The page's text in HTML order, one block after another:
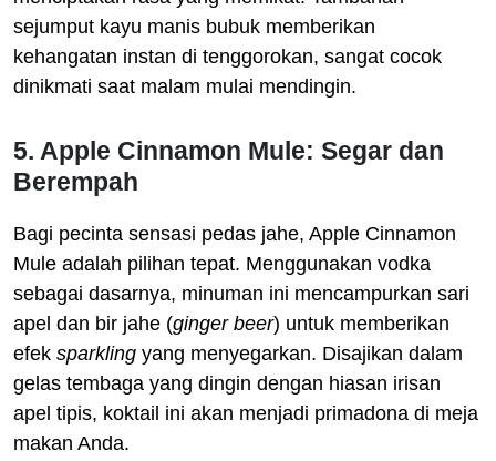
sejumput kayu manis bubuk memberikan
kehangatan instan di tenggorokan, sangat cocok
dinikmati saat malam mulai mendingin.
5. Apple Cinnamon Mule: Segar dan
Berempah
Bagi pecinta sensasi pedas jahe, Apple Cinnamon
Mule adalah pilihan tepat. Menggunakan vodka
sebagai dasarnya, minuman ini mencampurkan sari
apel dan bir jahe (ginger beer) untuk memberikan
efek sparkling yang menyegarkan. Disajikan dalam
gelas tembaga yang dingin dengan hiasan irisan
apel tipis, koktail ini akan menjadi primadona di meja
makan Anda.